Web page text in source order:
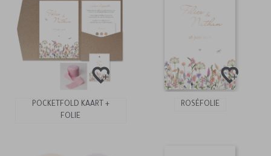
POCKETFOLD KAART +
FOLIE
ROSÉFOLIE